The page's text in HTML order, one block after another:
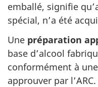
emballé, signifie
spécial, n’a été
Une préparation
base d’alcool
conformément à
approuver par